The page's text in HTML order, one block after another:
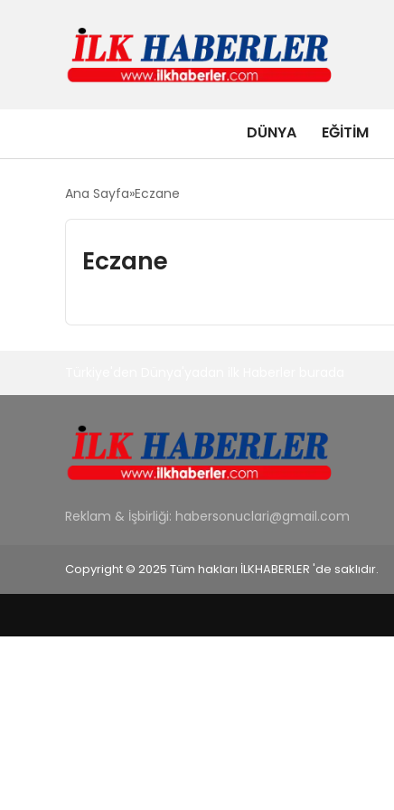
DÜNYA EĞITIM
Ana Sayfa Eczane
Eczane
Reklam & İşbirliği: habersonuclari@gmail.com
Copyright © 2025 Tüm hakları İLKHABERLER 'de saklıdır.